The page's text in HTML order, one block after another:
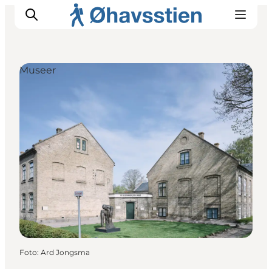
Inspiration
Vandreruter
Planlægning
Museer
Foto: Ard Jongsma